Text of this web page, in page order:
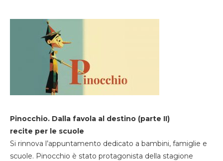
Pinocchio. Dalla favola al destino (parte II)
recite per le scuole
Si rinnova l’appuntamento dedicato a bambini, famiglie e
scuole. Pinocchio è stato protagonista della stagione